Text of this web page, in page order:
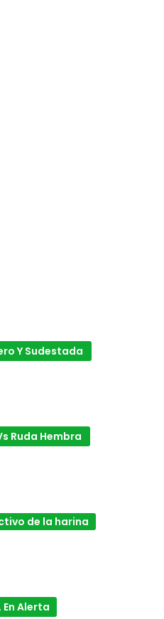
Y Sudestada
Ruda Hembra
de la harina
En Alerta